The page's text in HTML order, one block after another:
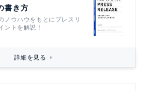
書き方
ノウハウをもとにプレスリ
ントを解説！
詳細を見る